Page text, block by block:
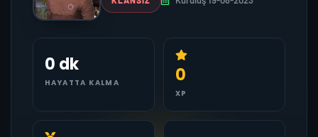
0 dk
HAYATTA KALMA 0
XP